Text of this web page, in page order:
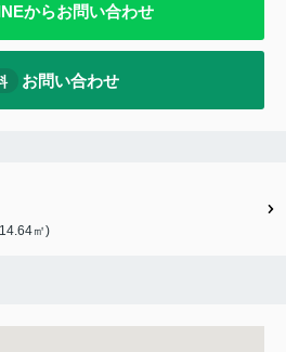
からお問い合わせ
お問い合わせ
㎡)